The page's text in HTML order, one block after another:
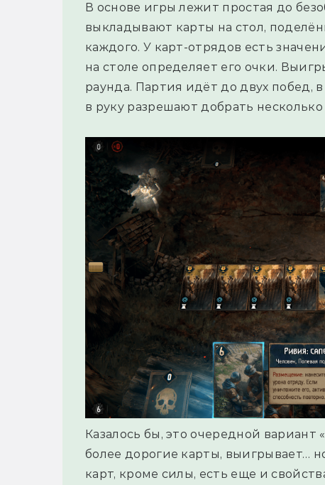
В основе игры лежит простая до
выкладывают карты на стол,
каждого. У карт-отрядов есть
на столе определяет его очки.
раунда. Партия идёт до двух побед,
в руку разрешают добрать
Казалось бы, это очередной вариант
более дорогие карты, выигрывает…
карт, кроме силы, есть еще и